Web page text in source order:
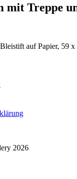
mit Treppe
2026